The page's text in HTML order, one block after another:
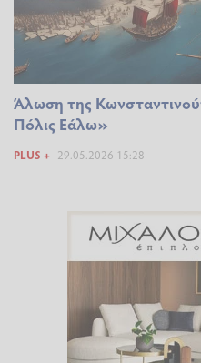
Άλωση της
Πόλις Εάλω»
PLUS + 29.05.2026 15:28